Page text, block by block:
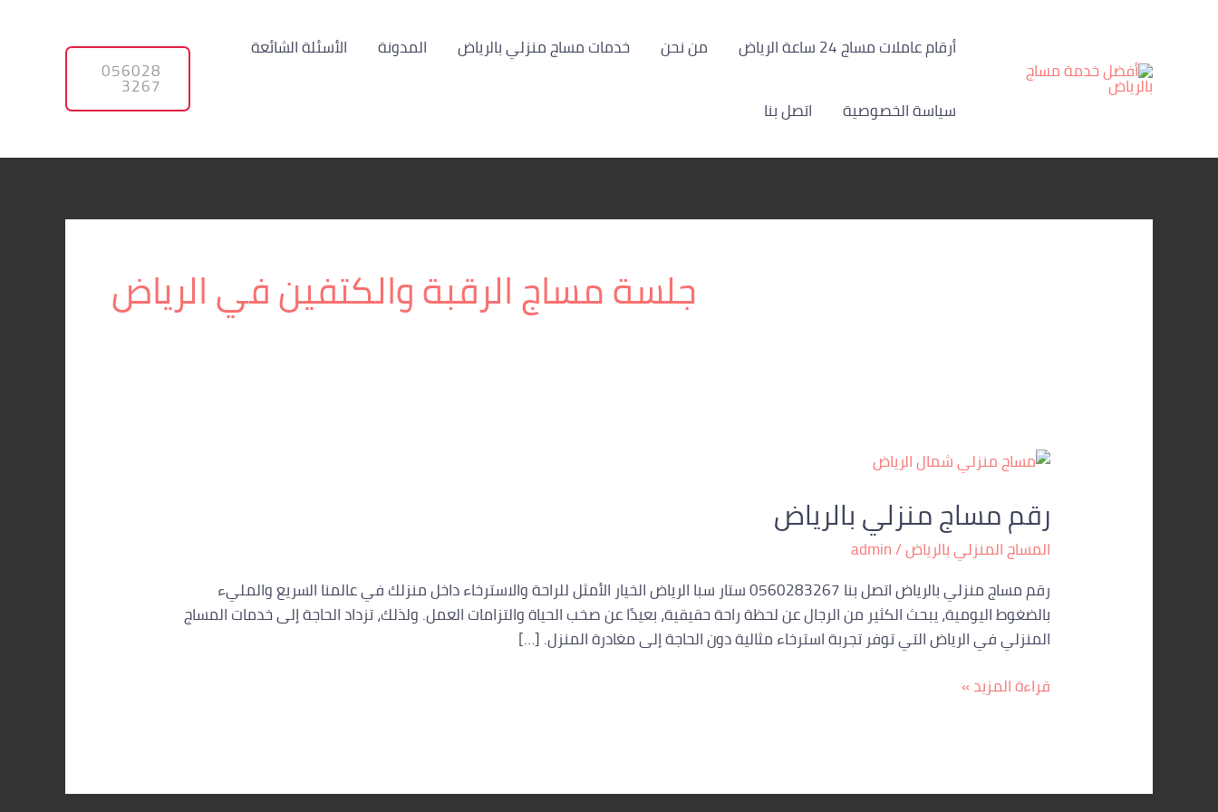
أرقام عاملات مساج 24 ساعة الرياض من نحن خدمات مساج منزلي بالرياض المدونة الأسئلة الشائعة
سياسة الخصوصية اتصل بنا
056028
3267
جلسة مساج الرقبة والكتفين في الرياض
رقم مساج منزلي بالرياض
المساج المنزلي بالرياض/
admin
رقم مساج منزلي بالرياض اتصل بنا 0560283267 ستار سبا الرياض الخيار الأمثل للراحة والاسترخاء داخل منزلك في عالمنا السريع والمليء
بالضغوط اليومية، يبحث الكثير من الرجال عن لحظة راحة حقيقية، بعيدًا عن صخب الحياة والتزامات العمل. ولذلك، تزداد الحاجة إلى خدمات المساج
المنزلي في الرياض التي توفر تجربة استرخاء مثالية دون الحاجة إلى مغادرة المنزل. […]
رقم
منزلي
بالرياض
قراءة المزيد »